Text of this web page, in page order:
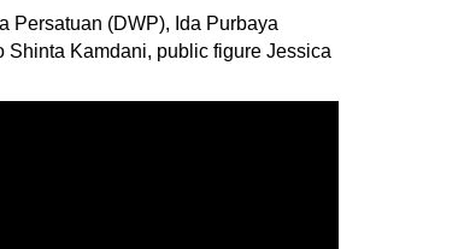
Persatuan (DWP), Ida Purbaya
Kamdani, public figure Jessica